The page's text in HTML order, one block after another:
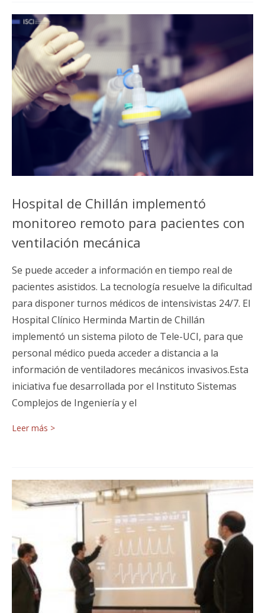
Hospital de Chillán implementó
monitoreo remoto para pacientes con
ventilación mecánica
Se puede acceder a información en tiempo real de
pacientes asistidos. La tecnología resuelve la dificultad
para disponer turnos médicos de intensivistas 24/7. El
Hospital Clínico Herminda Martin de Chillán
implementó un sistema piloto de Tele-UCI, para que
personal médico pueda acceder a distancia a la
información de ventiladores mecánicos invasivos.Esta
iniciativa fue desarrollada por el Instituto Sistemas
Complejos de Ingeniería y el
Leer más >